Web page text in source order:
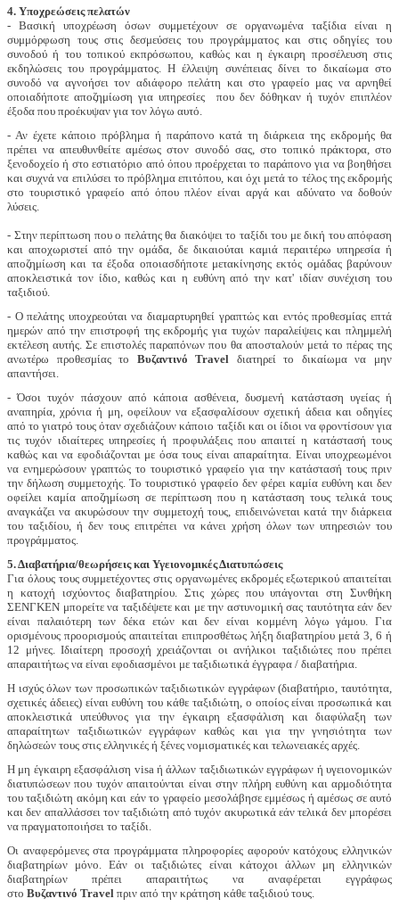
4. Υποχρεώσεις πελατών
- Βασική υποχρέωση όσων συμμετέχουν σε οργανωμένα ταξίδια είναι η
συμμόρφωση τους στις δεσμεύσεις του προγράμματος και στις οδηγίες του
συνοδού ή του τοπικού εκπρόσωπου, καθώς και η έγκαιρη προσέλευση στις
εκδηλώσεις του προγράμματος. Η έλλειψη συνέπειας δίνει το δικαίωμα στο
συνοδό να αγνοήσει τον αδιάφορο πελάτη και στο γραφείο μας να αρνηθεί
οποιαδήποτε αποζημίωση για υπηρεσίες που δεν δόθηκαν ή τυχόν επιπλέον
έξοδα που προέκυψαν για τον λόγω αυτό.
- Αν έχετε κάποιο πρόβλημα ή παράπονο κατά τη διάρκεια της εκδρομής θα
πρέπει να απευθυνθείτε αμέσως στον συνοδό σας, στο τοπικό πράκτορα, στο
ξενοδοχείο ή στο εστιατόριο από όπου προέρχεται το παράπονο για να βοηθήσει
και συχνά να επιλύσει το πρόβλημα επιτόπου, και όχι μετά το τέλος της εκδρομής
στο τουριστικό γραφείο από όπου πλέον είναι αργά και αδύνατο να δοθούν
λύσεις.
- Στην περίπτωση που ο πελάτης θα διακόψει το ταξίδι του με δική του απόφαση
και αποχωριστεί από την ομάδα, δε δικαιούται καμιά περαιτέρω υπηρεσία ή
αποζημίωση και τα έξοδα οποιασδήποτε μετακίνησης εκτός ομάδας βαρύνουν
αποκλειστικά τον ίδιο, καθώς και η ευθύνη από την κατ' ιδίαν συνέχιση του
ταξιδιού.
- Ο πελάτης υποχρεούται να διαμαρτυρηθεί γραπτώς και εντός προθεσμίας επτά
ημερών από την επιστροφή της εκδρομής για τυχών παραλείψεις και πλημμελή
εκτέλεση αυτής. Σε επιστολές παραπόνων που θα αποσταλούν μετά το πέρας της
ανωτέρω προθεσμίας το ΒυζαντινόTravel διατηρεί το δικαίωμα να μην
απαντήσει.
- Όσοι τυχόν πάσχουν από κάποια ασθένεια, δυσμενή κατάσταση υγείας ή
αναπηρία, χρόνια ή μη, οφείλουν να εξασφαλίσουν σχετική άδεια και οδηγίες
από το γιατρό τους όταν σχεδιάζουν κάποιο ταξίδι και οι ίδιοι να φροντίσουν για
τις τυχόν ιδιαίτερες υπηρεσίες ή προφυλάξεις που απαιτεί η κατάστασή τους
καθώς και να εφοδιάζονται με όσα τους είναι απαραίτητα. Είναι υποχρεωμένοι
να ενημερώσουν γραπτώς το τουριστικό γραφείο για την κατάστασή τους πριν
την δήλωση συμμετοχής. Το τουριστικό γραφείο δεν φέρει καμία ευθύνη και δεν
οφείλει καμία αποζημίωση σε περίπτωση που η κατάσταση τους τελικά τους
αναγκάζει να ακυρώσουν την συμμετοχή τους, επιδεινώνεται κατά την διάρκεια
του ταξιδίου, ή δεν τους επιτρέπει να κάνει χρήση όλων των υπηρεσιών του
προγράμματος.
5. Διαβατήρια/θεωρήσεις και Υγειονομικές Διατυπώσεις
Για όλους τους συμμετέχοντες στις οργανωμένες εκδρομές εξωτερικού απαιτείται
η κατοχή ισχύοντος διαβατηρίου. Στις χώρες που υπάγονται στη Συνθήκη
ΣΕNΓΚΕΝ μπορείτε να ταξιδέψετε και με την αστυνομική σας ταυτότητα εάν δεν
είναι παλαιότερη των δέκα ετών και δεν είναι κομμένη λόγω γάμου. Για
ορισμένους προορισμούς απαιτείται επιπροσθέτως λήξη διαβατηρίου μετά 3, 6 ή
12 μήνες. Ιδιαίτερη προσοχή χρειάζονται οι ανήλικοι ταξιδιώτες που πρέπει
απαραιτήτως να είναι εφοδιασμένοι με ταξιδιωτικά έγγραφα / διαβατήρια.
Η ισχύς όλων των προσωπικών ταξιδιωτικών εγγράφων (διαβατήριο, ταυτότητα,
σχετικές άδειες) είναι ευθύνη του κάθε ταξιδιώτη, ο οποίος είναι προσωπικά και
αποκλειστικά υπεύθυνος για την έγκαιρη εξασφάλιση και διαφύλαξη των
απαραίτητων ταξιδιωτικών εγγράφων καθώς και για την γνησιότητα των
δηλώσεών τους στις ελληνικές ή ξένες νομισματικές και τελωνειακές αρχές.
Η μη έγκαιρη εξασφάλιση visa ή άλλων ταξιδιωτικών εγγράφων ή υγειονομικών
διατυπώσεων που τυχόν απαιτούνται είναι στην πλήρη ευθύνη και αρμοδιότητα
του ταξιδιώτη ακόμη και εάν το γραφείο μεσολάβησε εμμέσως ή αμέσως σε αυτό
και δεν απαλλάσσει τον ταξιδιώτη από τυχόν ακυρωτικά εάν τελικά δεν μπορέσει
να πραγματοποιήσει το ταξίδι.
Oι αναφερόμενες στα προγράμματα πληροφορίες αφορούν κατόχους ελληνικών
διαβατηρίων μόνο. Εάν οι ταξιδιώτες είναι κάτοχοι άλλων μη ελληνικών
διαβατηρίων πρέπει απαραιτήτως να αναφέρεται εγγράφως
στο Βυζαντινό Travel πριν από την κράτηση κάθε ταξιδιού τους.